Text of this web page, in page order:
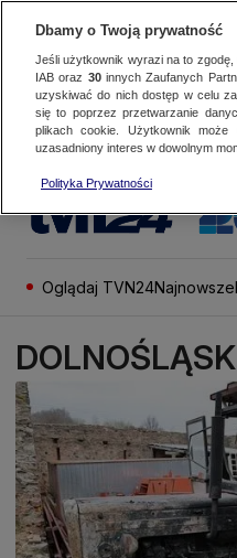
Oglądaj TVN24Najnowsze
Dbamy o Twoją prywatność
Jeśli użytkownik wyrazi na to zgodę,
IAB oraz 30innych Zaufanych
uzyskiwać do nich dostęp w celu
się to poprzez przetwarzanie
plikach cookie. Użytkownik
uzasadniony interes w dowolnym
Polityka Prywatności